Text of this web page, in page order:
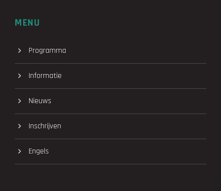
MENU
Programma
Informatie
Nieuws
Inschrijven
Engels